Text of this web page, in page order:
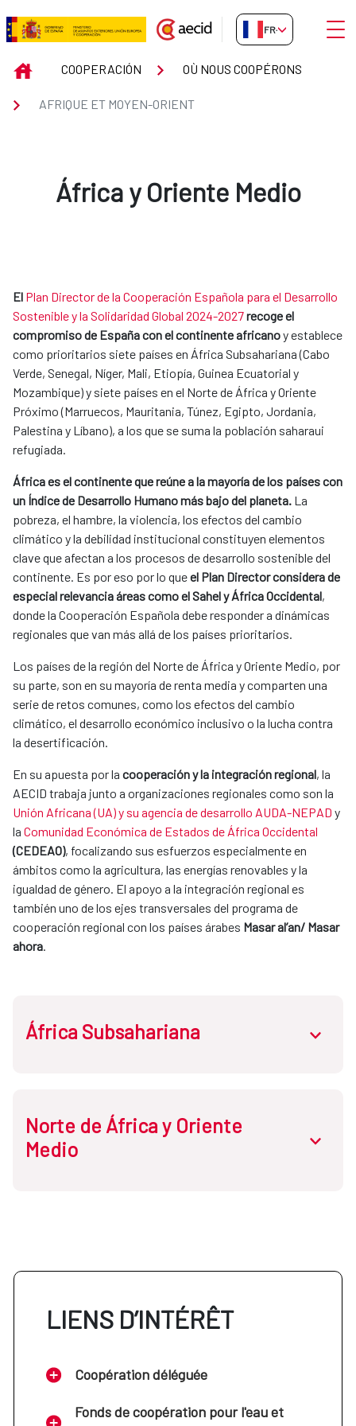
Saut au contenu principal
AFRIQUE ET MOYEN-ORIENT
FR-FR
INICIOCOOPERACIÓN OÙ NOUS COOPÉRONS
AFRIQUE ET MOYEN-ORIENT
África y Oriente Medio
El Plan Director de la Cooperación Española para el Desarrollo
Sostenible y la Solidaridad Global 2024-2027recoge el
compromiso de España con el continente africanoy establece
como prioritarios siete países en África Subsahariana (Cabo
Verde, Senegal, Níger, Mali, Etiopía, Guinea Ecuatorial y
Mozambique) y siete países en el Norte de África y Oriente
Próximo (Marruecos, Mauritania, Túnez, Egipto, Jordania,
Palestina y Líbano), a los que se suma la población saharaui
refugiada.
África es el continente que reúne a la mayoría de los países con
un Índice de Desarrollo Humano más bajo del planeta. La
pobreza, el hambre, la violencia, los efectos del cambio
climático y la debilidad institucional constituyen elementos
clave que afectan a los procesos de desarrollo sostenible del
continente. Es por eso por lo queel Plan Director considera de
especial relevancia áreas como el Sahel y África Occidental,
donde la Cooperación Española debe responder a dinámicas
regionales que van más allá de los países prioritarios.
Los países de la región del Norte de África y Oriente Medio, por
su parte, son en su mayoría de renta media y comparten una
serie de retos comunes, como los efectos del cambio
climático, el desarrollo económico inclusivo o la lucha contra
la desertificación.
En su apuesta por la cooperación y la integración regional, la
AECID trabaja junto a organizaciones regionales como son la
Unión Africana (UA) y su agencia de desarrollo AUDA-NEPAD y
la Comunidad Económica de Estados de África Occidental
(CEDEAO), focalizando sus esfuerzos especialmente en
ámbitos como la agricultura, las energías renovables y la
igualdad de género. El apoyo a la integración regional es
también uno de los ejes transversales del programa de
cooperación regional con los países árabes Masar al’an/ Masar
ahora.
África Subsahariana
Cabo Verde
Norte de África y Oriente
Medio
Marruecos
LIENS D’INTÉRÊT
Coopération déléguée
Fonds de coopération pour l'eau et